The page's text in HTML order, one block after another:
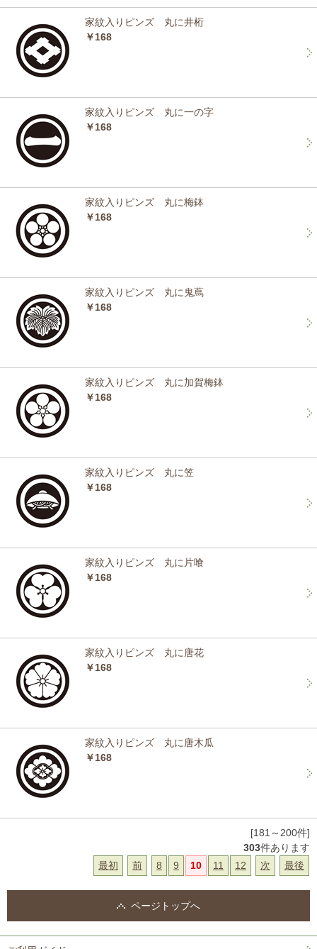
家紋入りピンズ 丸に井桁
￥168
家紋入りピンズ 丸に一の字
￥168
家紋入りピンズ 丸に梅鉢
￥168
家紋入りピンズ 丸に鬼蔦
￥168
家紋入りピンズ 丸に加賀梅鉢
￥168
家紋入りピンズ 丸に笠
￥168
家紋入りピンズ 丸に片喰
￥168
家紋入りピンズ 丸に唐花
￥168
家紋入りピンズ 丸に唐木瓜
￥168
[181～200件]
303件あります
最初
前 8 9 10 11 12 次 最後
ページトップへ